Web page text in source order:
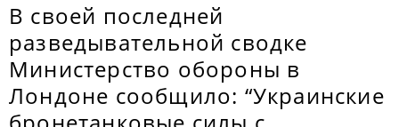
В своей последней
разведывательной сводке
Министерство обороны в
Лондоне сообщило: “Украинские